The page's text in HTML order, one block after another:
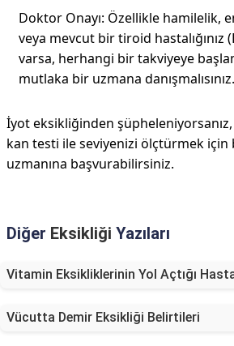
Doktor Onayı: Özellikle hamilelik,
veya mevcut bir tiroid hastalığınız
varsa, herhangi bir takviyeye
mutlaka bir uzmana danışmalısınız.
İyot eksikliğinden
kan testi ile seviyenizi ölçtürmek
uzmanına başvurabilirsiniz.
Diğer Eksikliği Yazıları
Vitamin Eksikliklerinin Yol Açtığı
Vücutta Demir Eksikliği Belirtileri